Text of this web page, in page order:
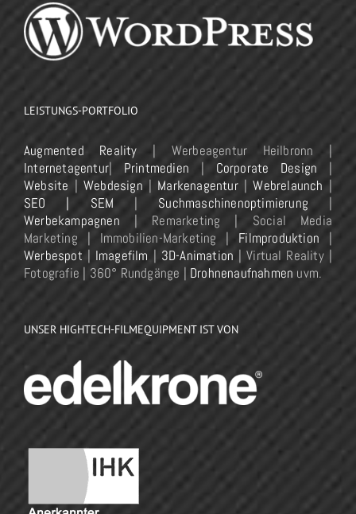
LEISTUNGS-PORTFOLIO
Augmented Reality | Werbeagentur Heilbronn |
Internetagentur| Printmedien | Corporate Design |
Website | Webdesign | Markenagentur|Webrelaunch |
SEO | SEM | Suchmaschinenoptimierung |
Werbekampagnen | Remarketing | Social Media
Marketing | Immobilien-Marketing | Filmproduktion |
Werbespot | Imagefilm | 3D-Animation | Virtual Reality |
Fotografie | 360° Rundgänge | Drohnenaufnahmen uvm.
UNSER HIGHTECH-FILMEQUIPMENT IST VON